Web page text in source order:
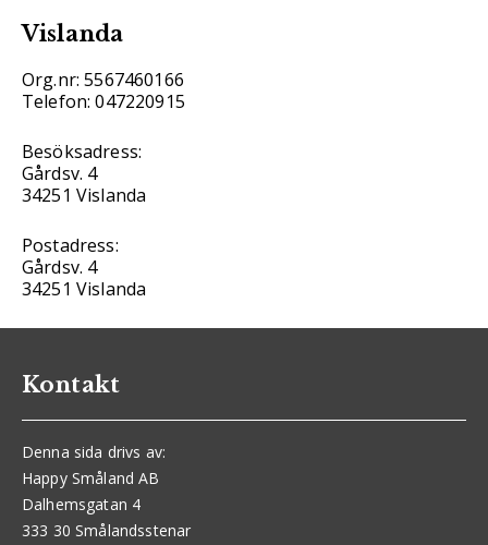
Vislanda
Org.nr: 5567460166
Telefon: 047220915
Besöksadress:
Gårdsv. 4
34251 Vislanda
Postadress:
Gårdsv. 4
34251 Vislanda
Kontakt
Denna sida drivs av:
Happy Småland AB
Dalhemsgatan 4
333 30 Smålandsstenar